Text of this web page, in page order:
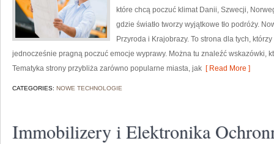
które chcą poczuć klimat Danii, Szwecji,
gdzie światło tworzy wyjątkowe tło podróży.
Przyroda i Krajobrazy. To strona dla tych,
jednocześnie pragną poczuć emocje wyprawy. Można tu znaleźć wskazówki,
Tematyka strony przybliża zarówno popularne miasta, jak [ Read More ]
CATEGORIES: NOWE TECHNOLOGIE
Immobilizery i Elektronika